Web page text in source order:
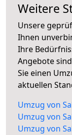
Weitere
Unsere
Ihnen
Ihre
Angebote
Sie einen
aktuellen
Umzug von
Umzug von
Umzug von